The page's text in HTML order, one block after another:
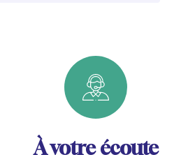
À votre écoute